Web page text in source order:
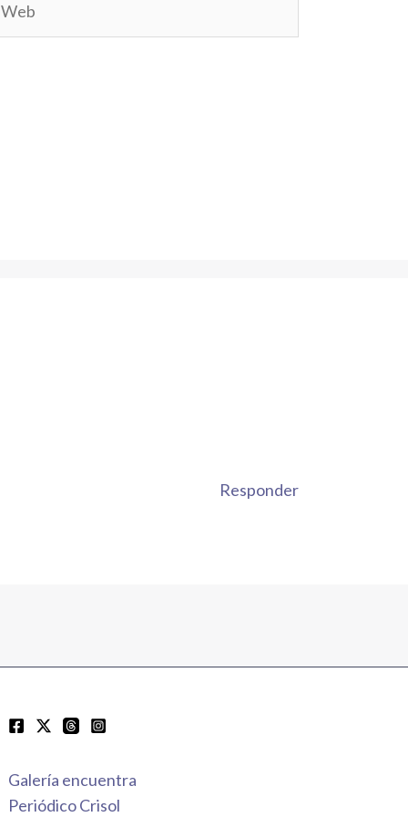
Responder
Galería encuentra
Periódico Crisol